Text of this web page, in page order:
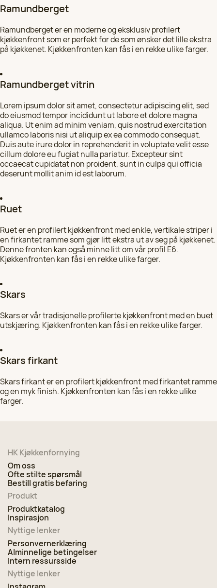
Ramundberget
Ramundberget er en moderne og eksklusiv profilert
kjøkkenfront som er perfekt for de som ønsker det lille ekstra
på kjøkkenet. Kjøkkenfronten kan fås i en rekke ulike farger.
Ramundberget vitrin
Lorem ipsum dolor sit amet, consectetur adipiscing elit, sed
do eiusmod tempor incididunt ut labore et dolore magna
aliqua. Ut enim ad minim veniam, quis nostrud exercitation
ullamco laboris nisi ut aliquip ex ea commodo consequat.
Duis aute irure dolor in reprehenderit in voluptate velit esse
cillum dolore eu fugiat nulla pariatur. Excepteur sint
occaecat cupidatat non proident, sunt in culpa qui officia
deserunt mollit anim id est laborum.
Ruet
Ruet er en profilert kjøkkenfront med enkle, vertikale striper i
en firkantet ramme som gjør litt ekstra ut av seg på kjøkkenet.
Denne fronten kan også minne litt om vår profil E6.
Kjøkkenfronten kan fås i en rekke ulike farger.
Skars
Skars er vår tradisjonelle profilerte kjøkkenfront med en buet
utskjæring. Kjøkkenfronten kan fås i en rekke ulike farger.
Skars firkant
Skars firkant er en profilert kjøkkenfront med firkantet ramme
og en myk finish. Kjøkkenfronten kan fås i en rekke ulike
farger.
HK Kjøkkenfornying
Om oss
Ofte stilte spørsmål
Bestill gratis befaring
Produkt
Produktkatalog
Inspirasjon
Nyttige lenker
Personvernerklæring
Alminnelige betingelser
Intern ressursside
Nyttige lenker